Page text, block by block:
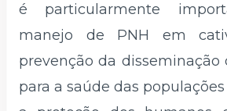
é particularmente
manejo de PNH em
prevenção da disseminação
para a saúde das